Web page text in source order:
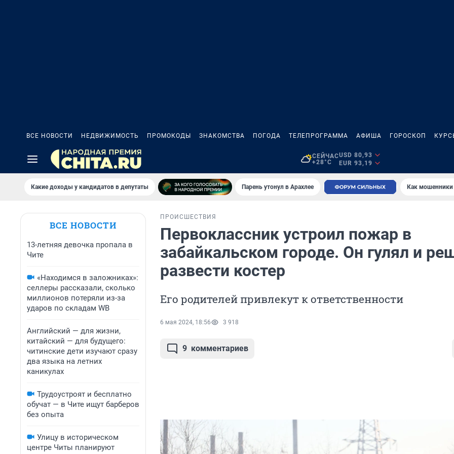
ВСЕ НОВОСТИ НЕДВИЖИМОСТЬ ПРОМОКОДЫ ЗНАКОМСТВА ПОГОДА ТЕЛЕПРОГРАММА АФИША ГОРОСКОП
СЕЙЧАС
+28°C
USD 80,93
EUR 93,19
Какие доходы у кандидатов в депутаты Парень утонул в Арахлее Как
ВСЕ НОВОСТИ
13-летняя девочка пропала в
Чите
«Находимся в заложниках»:
селлеры рассказали, сколько
миллионов потеряли из-за
ударов по складам WB
Английский — для жизни,
китайский — для будущего:
читинские дети изучают сразу
два языка на летних
каникулах
Трудоустроят и бесплатно
обучат — в Чите ищут барберов
без опыта
Улицу в историческом
центре Читы планируют
ПРОИСШЕСТВИЯ
Первоклассник устроил пожар в
забайкальском городе. Он гулял и
развести костер
Его родителей привлекут к ответственности
6 мая 2024, 18:56 3 918
9 комментариев